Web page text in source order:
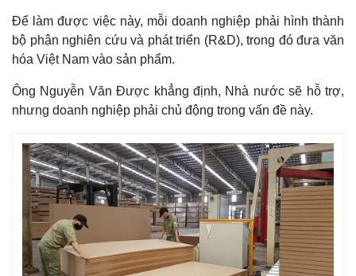
Để làm được việc này, mỗi doanh nghiệp phải hình thành
bộ phận nghiên cứu và phát triển (R&D), trong đó đưa văn
hóa Việt Nam vào sản phẩm.
Ông Nguyễn Văn Được khẳng định, Nhà nước sẽ hỗ trợ,
nhưng doanh nghiệp phải chủ động trong vấn đề này.